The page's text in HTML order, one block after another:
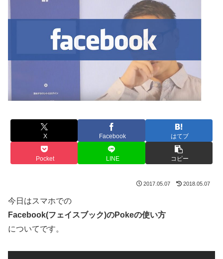
X Facebook はてブ
Pocket LINE コピー
2017.05.07 2018.05.07
今日はスマホでの
Facebook(フェイスブック)のPokeの使い方
についてです。